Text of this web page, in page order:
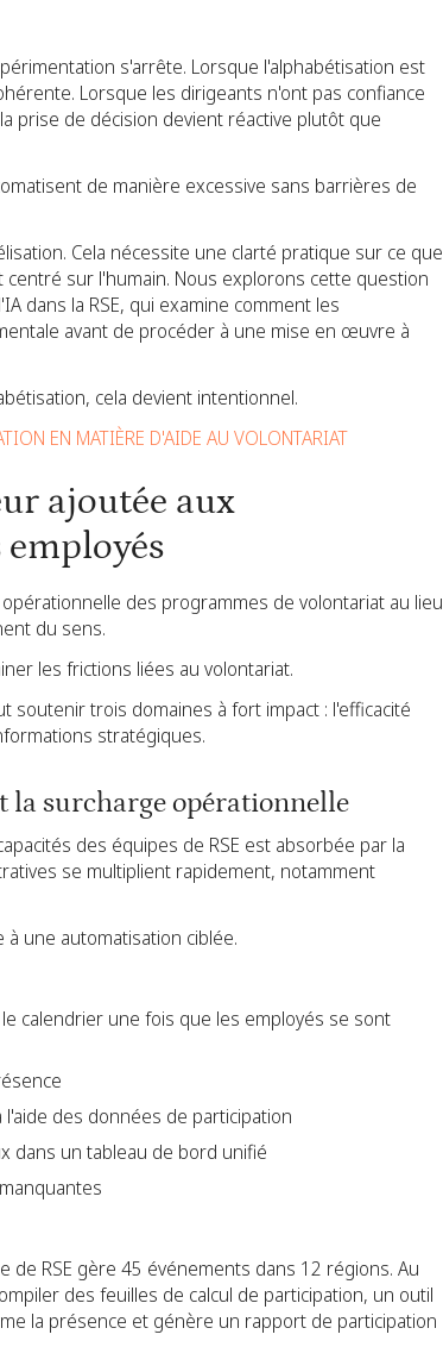
s'arrête. Lorsque l'alphabétisation est
Lorsque les dirigeants n'ont pas confiance
prise de décision devient réactive plutôt que
de manière excessive sans barrières de
Cela nécessite une clarté pratique sur ce que
sur l'humain. Nous explorons cette question
dans la RSE, qui examine comment les
avant de procéder à une mise en œuvre à
cela devient intentionnel.
EN MATIÈRE D'AIDE AU VOLONTARIAT
ajoutée aux
des programmes de volontariat au lieu
du sens.
les frictions liées au volontariat.
trois domaines à fort impact : l'efficacité
stratégiques.
la surcharge opérationnelle
des équipes de RSE est absorbée par la
se multiplient rapidement, notamment
une automatisation ciblée.
calendrier une fois que les employés se sont
des données de participation
dans un tableau de bord unifié
RSE gère 45 événements dans 12 régions. Au
des feuilles de calcul de participation, un outil
la présence et génère un rapport de participation